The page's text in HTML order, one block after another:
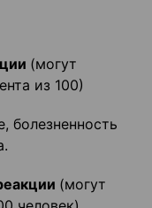
(могут
из 100)
болезненность
(могут